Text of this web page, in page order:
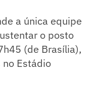
a única equipe
o posto
(de Brasília),
Estádio